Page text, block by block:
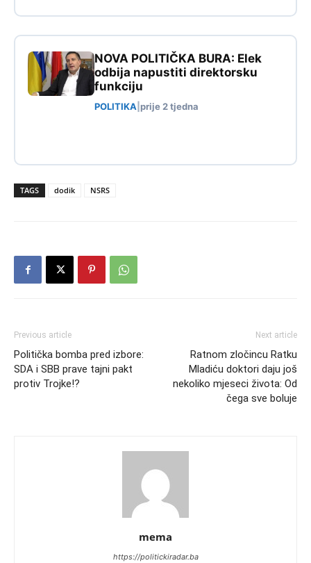
NOVA POLITIČKA BURA: Elek
odbija napustiti direktorsku
funkciju
POLITIKA prije 2 tjedna
TAGS dodik NSRS
Previous article
Politička bomba pred izbore:
SDA i SBB prave tajni pakt
protiv Trojke!?
Next article
Ratnom zločincu Ratku
Mladiću doktori daju još
nekoliko mjeseci života: Od
čega sve boluje
mema
https://politickiradar.ba